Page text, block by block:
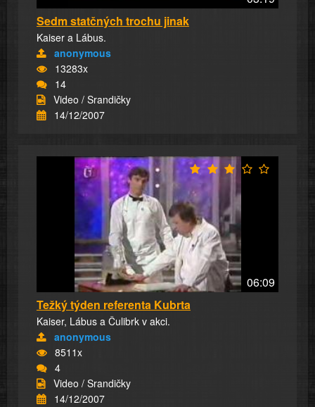
Sedm statčných trochu jinak
Kaiser a Lábus.
anonymous
13283x
14
Video / Srandičky
14/12/2007
06:09
Težký týden referenta Kubrta
Kaiser, Lábus a Čulibrk v akci.
anonymous
8511x
4
Video / Srandičky
14/12/2007